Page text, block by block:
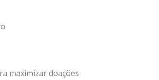
maximizar doações